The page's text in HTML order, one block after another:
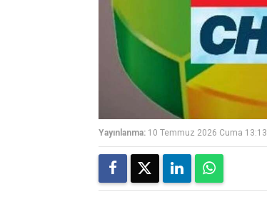
Yayınlanma: 10 Temmuz 2026 Cuma 13:13